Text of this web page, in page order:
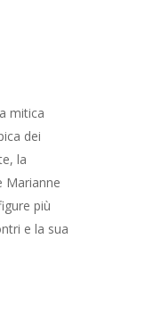
mitica
dei
la
Marianne
più
e la sua